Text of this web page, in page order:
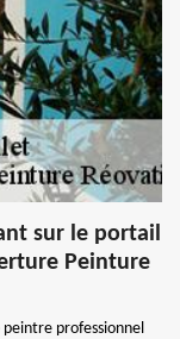
sur le portail
Peinture
professionnel